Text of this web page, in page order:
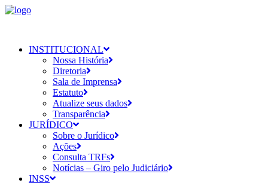
INSTITUCIONAL
Nossa História
Diretoria
Sala de Imprensa
Estatuto
Atualize seus dados
Transparência
JURÍDICO
Sobre o Jurídico
Ações
Consulta TRFs
Notícias – Giro pelo Judiciário
INSS